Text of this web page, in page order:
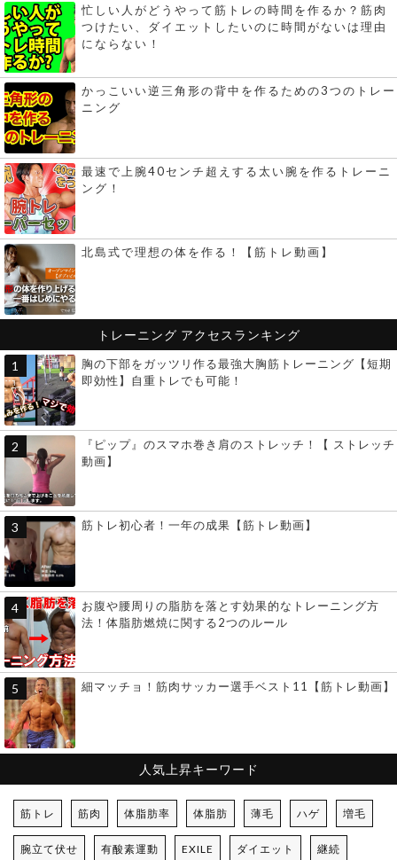
忙しい人がどうやって筋トレの時間を作るか？筋肉
つけたい、ダイエットしたいのに時間がないは理由
にならない！
かっこいい逆三角形の背中を作るための3つのトレー
ニング
最速で上腕40センチ超えする太い腕を作るトレーニ
ング！
北島式で理想の体を作る！【筋トレ動画】
トレーニング アクセスランキング
胸の下部をガッツリ作る最強大胸筋トレーニング【短期
即効性】自重トレでも可能！
『ピップ』のスマホ巻き肩のストレッチ！【 ストレッチ
動画】
筋トレ初心者！一年の成果【筋トレ動画】
お腹や腰周りの脂肪を落とす効果的なトレーニング方
法！体脂肪燃焼に関する2つのルール
細マッチョ！筋肉サッカー選手ベスト11【筋トレ動画】
人気上昇キーワード
筋トレ 筋肉 体脂肪率 体脂肪 薄毛 ハゲ 増毛
腕立て伏せ 有酸素運動 EXILE ダイエット 継続